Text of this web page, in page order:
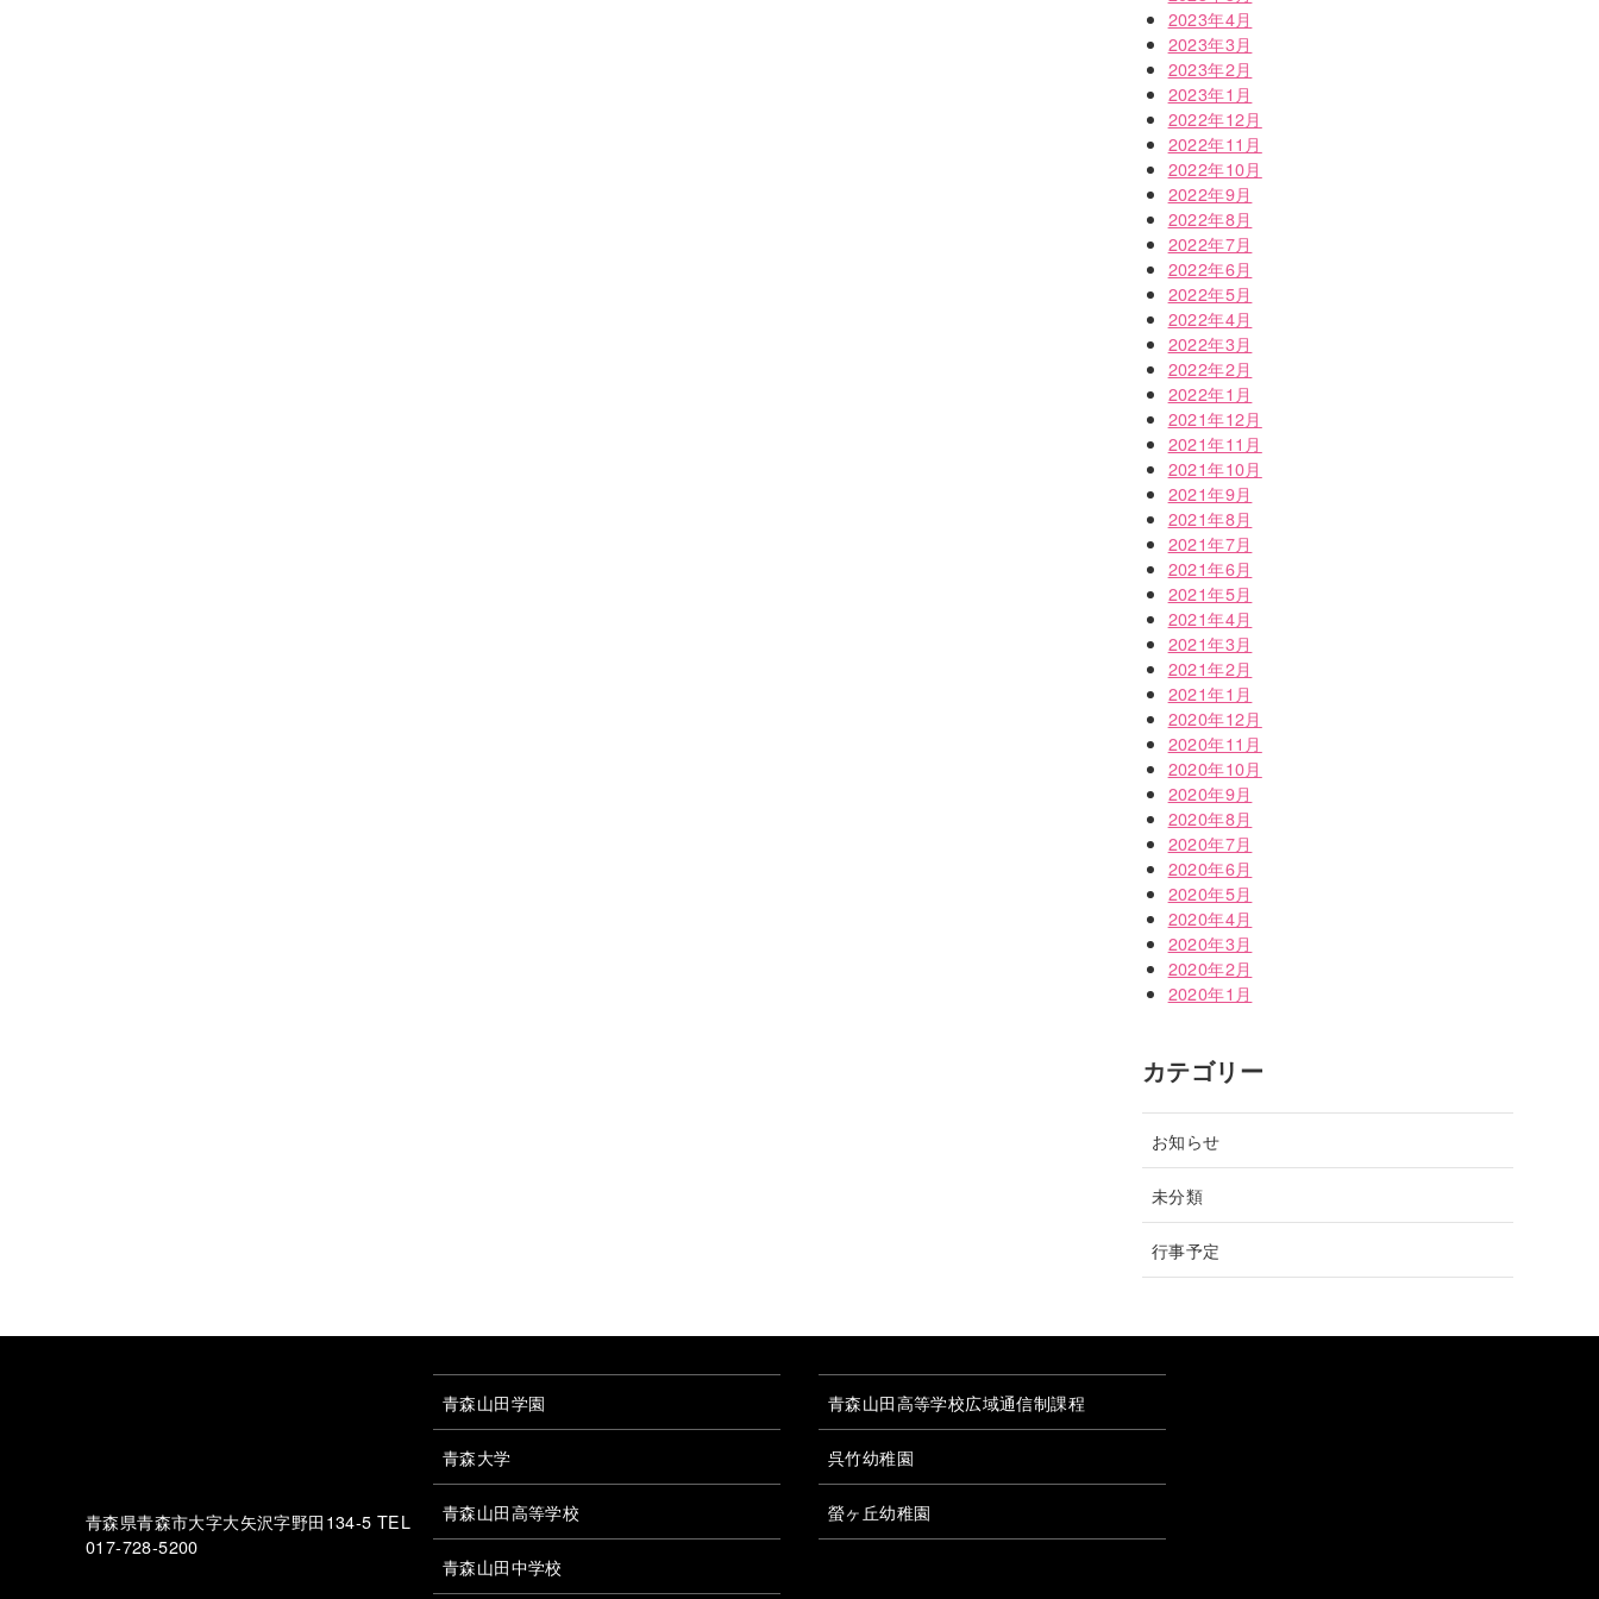
2023年4月
2023年3月
2023年2月
2023年1月
2022年12月
2022年11月
2022年10月
2022年9月
2022年8月
2022年7月
2022年6月
2022年5月
2022年4月
2022年3月
2022年2月
2022年1月
2021年12月
2021年11月
2021年10月
2021年9月
2021年8月
2021年7月
2021年6月
2021年5月
2021年4月
2021年3月
2021年2月
2021年1月
2020年12月
2020年11月
2020年10月
2020年9月
2020年8月
2020年7月
2020年6月
2020年5月
2020年4月
2020年3月
2020年2月
2020年1月
カテゴリー
お知らせ
未分類
行事予定
青森県青森市大字大矢沢字野田134-5 TEL
017-728-5200
青森山田学園
青森大学
青森山田高等学校
青森山田中学校
青森山田高等学校広域通信制課程
呉竹幼稚園
螢ヶ丘幼稚園